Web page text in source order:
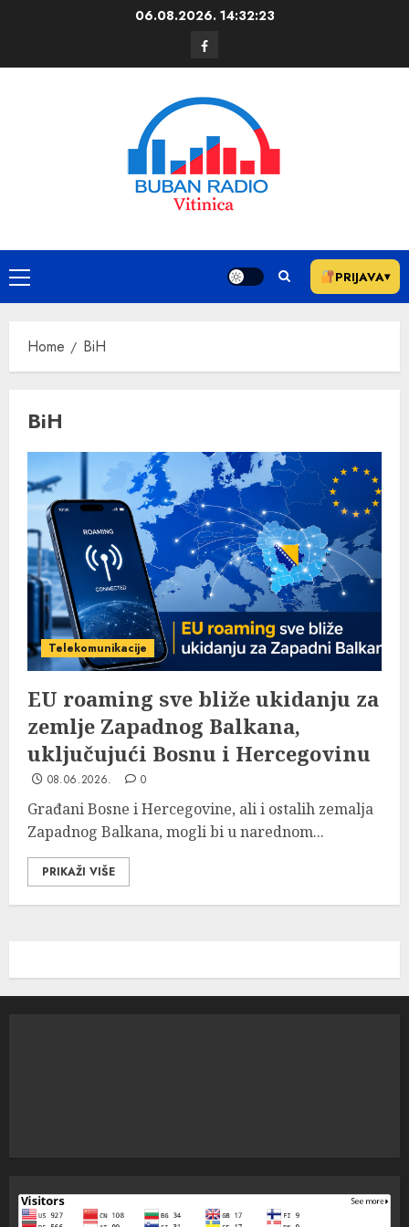
06.08.2026. 14:32:23
PRIJAVA▾
Home BiH
BiH
Telekomunikacije
EU roaming sve bliže ukidanju za
zemlje Zapadnog Balkana,
uključujući Bosnu i Hercegovinu
08.06.2026. 0
Građani Bosne i Hercegovine, ali i ostalih zemalja
Zapadnog Balkana, mogli bi u narednom...
PRIKAŽI VIŠE